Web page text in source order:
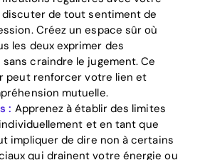
de tout sentiment de
Créez un espace sûr où
les deux exprimer des
craindre le jugement. Ce
peut renforcer votre lien et
mutuelle.
: Apprenez à établir des limites
et en tant que
impliquer de dire non à certains
qui drainent votre énergie ou